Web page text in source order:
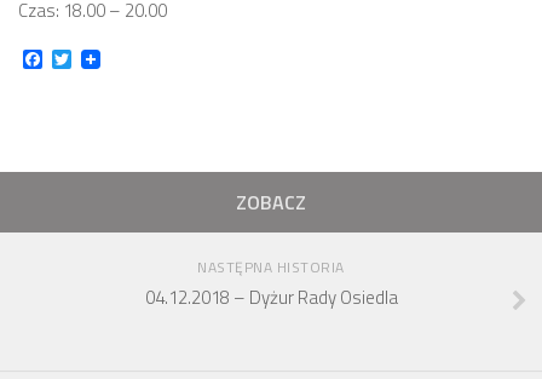
Biuletyn
Czas: 18.00 – 20.00
Facebook
Twitter
ZOBACZ
NASTĘPNA HISTORIA
04.12.2018 – Dyżur Rady Osiedla